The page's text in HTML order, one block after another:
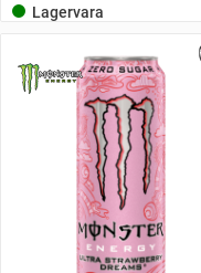
Lagervara